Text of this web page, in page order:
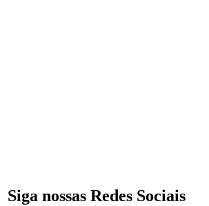
Siga nossas Redes Sociais